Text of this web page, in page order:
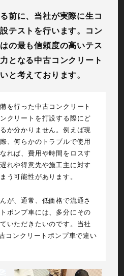
前に、当社が実際に生コ
テストを行います。コン
の最も信頼度の高いテス
となる中古コンクリート
と考えております。
を行った中古コンクリート
クリートを打設する際にど
か分かりません。例えば現
、何らかのトラブルで使用
れば、費用や時間をロスす
れや得意先や施工主に対す
う可能性があります。
が、通常、低価格で流通さ
ポンプ車には、多分にその
いただきたいのです。当社
コンクリートポンプ車で違い